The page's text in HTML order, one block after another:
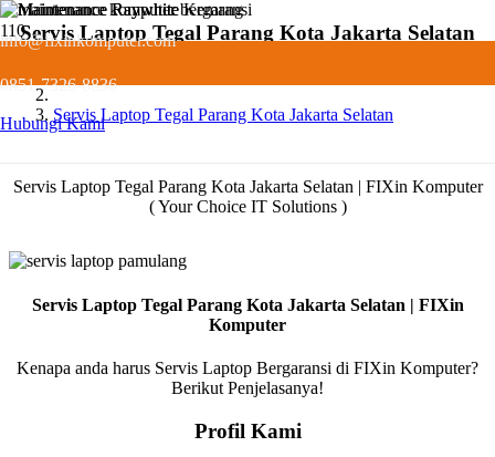
info@fixinkomputer.com
0851-7326-8836
Hubungi Kami
Servis Laptop Tegal Parang Kota Jakarta Selatan
Servis
Servis Laptop Tegal Parang Kota Jakarta Selatan
Servis Laptop Tegal Parang Kota Jakarta Selatan | FIXin Komputer
( Your Choice IT Solutions )
Servis Laptop Tegal Parang Kota Jakarta Selatan | FIXin
Komputer
Kenapa anda harus Servis Laptop Bergaransi di FIXin Komputer?
Berikut Penjelasanya!
Profil Kami